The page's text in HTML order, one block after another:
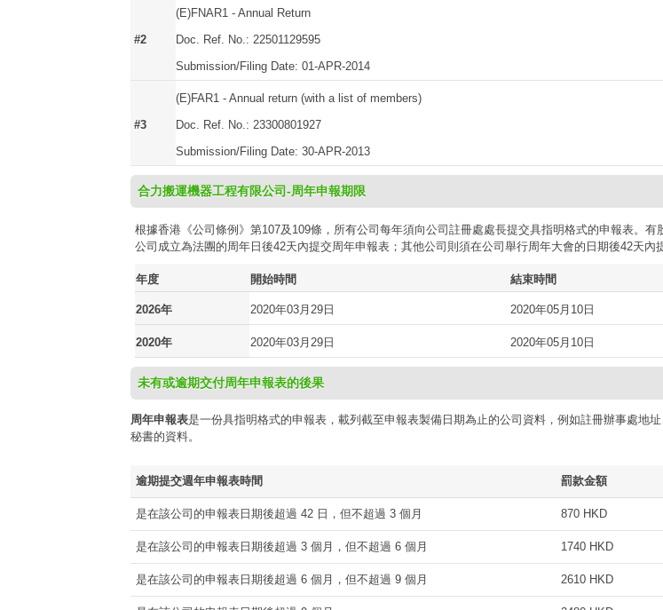
#2
(E)FNAR1 - Annual Return
Doc. Ref. No.: 22501129595
Submission/Filing Date: 01-APR-2014
#3
(E)FAR1 - Annual return (with a list of members)
Doc. Ref. No.: 23300801927
Submission/Filing Date: 30-APR-2013
合力搬運機器工程有限公司-周年申報期限
根據香港《公司條例》第107及109條，所有公司每年須向公司註冊處處長提交具指明格式的申報表。有
公司成立為法團的周年日後42天內提交周年申報表；其他公司則須在公司舉行周年大會的日期後42天內
年度 開始時間 結束時間
2026年 2020年03月29日 2020年05月10日
2020年 2020年03月29日 2020年05月10日
未有或逾期交付周年申報表的後果
周年申報表是一份具指明格式的申報表，載列截至申報表製備日期為止的公司資料，例如註冊辦事處地
秘書的資料。
逾期提交週年申報表時間 罰款金額
是在該公司的申報表日期後超過 42 日，但不超過 3 個月 870 HKD
是在該公司的申報表日期後超過 3 個月，但不超過 6 個月 1740 HKD
是在該公司的申報表日期後超過 6 個月，但不超過 9 個月 2610 HKD